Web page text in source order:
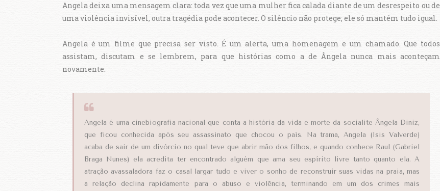
Angela deixa uma mensagem clara: toda vez que uma mulher fica calada diante de um desrespeito ou de
uma violência invisível, outra tragédia pode acontecer. O silêncio não protege; ele só mantém tudo igual.
Angela é um filme que precisa ser visto. É um alerta, uma homenagem e um chamado. Que todos
assistam, discutam e se lembrem, para que histórias como a de Ângela nunca mais aconteçam
novamente.
Angela é uma cinebiografia nacional que conta a história da vida e morte da socialite Ângela Diniz,
que ficou conhecida após seu assassinato que chocou o país. Na trama, Angela (Isis Valverde)
acaba de sair de um divórcio no qual teve que abrir mão dos filhos, e quando conhece Raul (Gabriel
Braga Nunes) ela acredita ter encontrado alguém que ama seu espírito livre tanto quanto ela. A
atração avassaladora faz o casal largar tudo e viver o sonho de reconstruir suas vidas na praia, mas
a relação declina rapidamente para o abuso e violência, terminando em um dos crimes mais